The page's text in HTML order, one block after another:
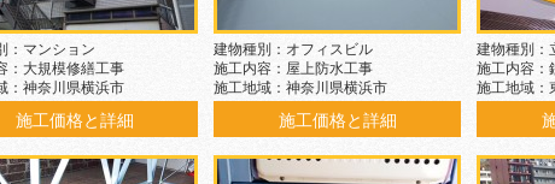
：マンション
：大規模修繕工事
：神奈川県横浜市
施工価格と詳細
建物種別：オフィスビル
施工内容：屋上防水工事
施工地域：神奈川県横浜市
施工価格と詳細
建物種別：
施工内容：
施工地域：